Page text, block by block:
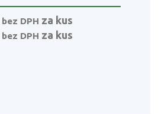
bez DPH za kus
bez DPH za kus